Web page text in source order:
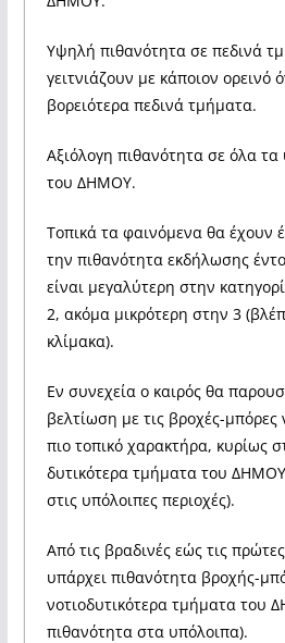
Υψηλή πιθανότητα σε πεδινά
γειτνιάζουν με κάποιον ορεινό
βορειότερα πεδινά τμήματα.
Αξιόλογη πιθανότητα σε όλα
του ΔΗΜΟΥ.
Τοπικά τα φαινόμενα θα έχουν
την πιθανότητα εκδήλωσης
είναι μεγαλύτερη στην
2, ακόμα μικρότερη στην 3
κλίμακα).
Εν συνεχεία ο καιρός θα
βελτίωση με τις βροχές-
πιο τοπικό χαρακτήρα, κυρίως
δυτικότερα τμήματα του
στις υπόλοιπες περιοχές).
Από τις βραδινές εώς τις
υπάρχει πιθανότητα βροχής-
νοτιοδυτικότερα τμήματα του
πιθανότητα στα υπόλοιπα).